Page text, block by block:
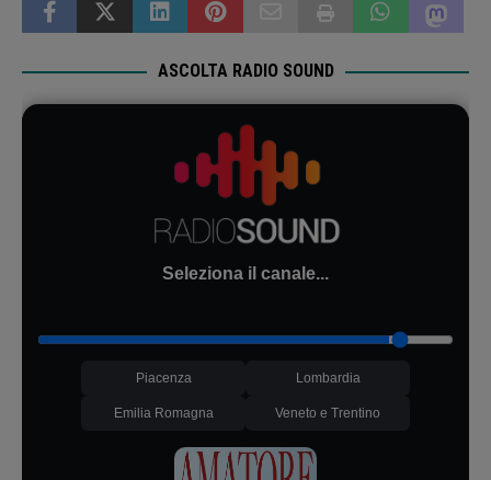
ASCOLTA RADIO SOUND
Seleziona il canale...
Piacenza Lombardia
Emilia Romagna Veneto e Trentino